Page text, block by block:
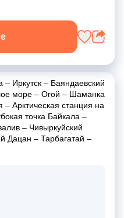
– Иркутск – Баяндаевский
море – Огой – Шаманка
– Арктическая станция на
точка Байкала –
– Чивыркуйский
Дацан – Тарбагатай –